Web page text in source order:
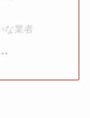
な業者